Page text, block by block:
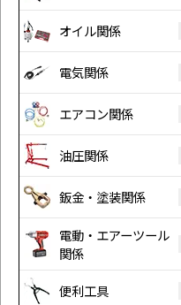
オイル関係
電気関係
エアコン関係
油圧関係
鈑金・塗装関係
電動・エアーツール
関係
便利工具